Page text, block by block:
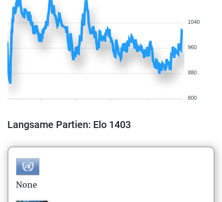
1040
960
880
800
Langsame Partien: Elo 1403
None